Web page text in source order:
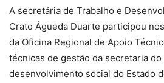
A secretária de Trabalho e
Crato Águeda Duarte participou
da Oficina Regional de Apoio
técnicas de gestão da secretaria do
desenvolvimento social do Estado